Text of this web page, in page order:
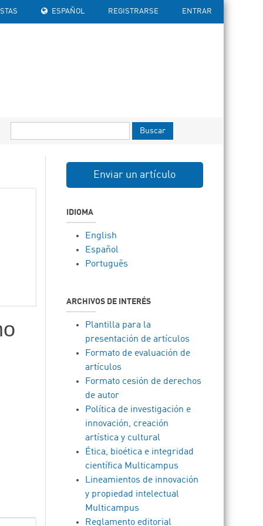
ESPAÑOL REGISTRARSE ENTRAR
Buscar
Enviar un artículo
IDIOMA
English
Español
Português
ARCHIVOS DE INTERÉS
Plantilla para la
presentación de artículos
Formato de evaluación de
artículos
Formato cesión de derechos
de autor
Política de investigación e
innovación, creación
artística y cultural
Ética, bioética e integridad
científica Multicampus
Lineamientos de innovación
y propiedad intelectual
Multicampus
Reglamento editorial